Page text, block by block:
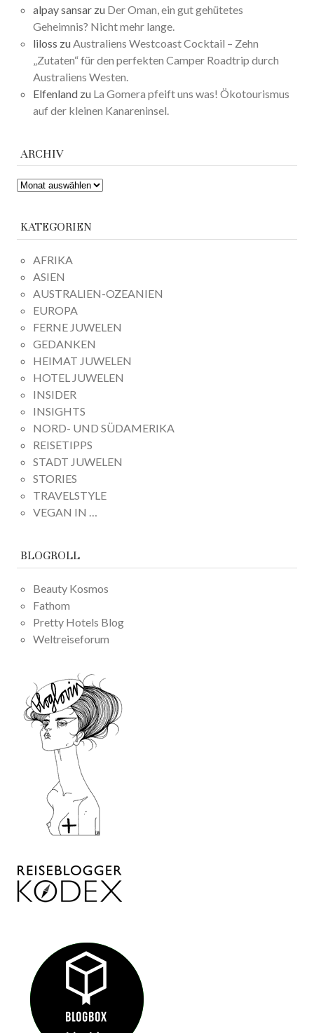
alpay sansar zu Der Oman, ein gut gehütetes
Geheimnis? Nicht mehr lange.
liloss zuAustraliens Westcoast Cocktail – Zehn
„Zutaten“ für den perfekten Camper Roadtrip durch
Australiens Westen.
Elfenland zu La Gomera pfeift uns was! Ökotourismus
auf der kleinen Kanareninsel.
ARCHIV
ARCHIV
KATEGORIEN
AFRIKA
ASIEN
AUSTRALIEN-OZEANIEN
EUROPA
FERNE JUWELEN
GEDANKEN
HEIMAT JUWELEN
HOTEL JUWELEN
INSIDER
INSIGHTS
NORD- UND SÜDAMERIKA
REISETIPPS
STADT JUWELEN
STORIES
TRAVELSTYLE
VEGAN IN …
BLOGROLL
Beauty Kosmos
Fathom
Pretty Hotels Blog
Weltreiseforum